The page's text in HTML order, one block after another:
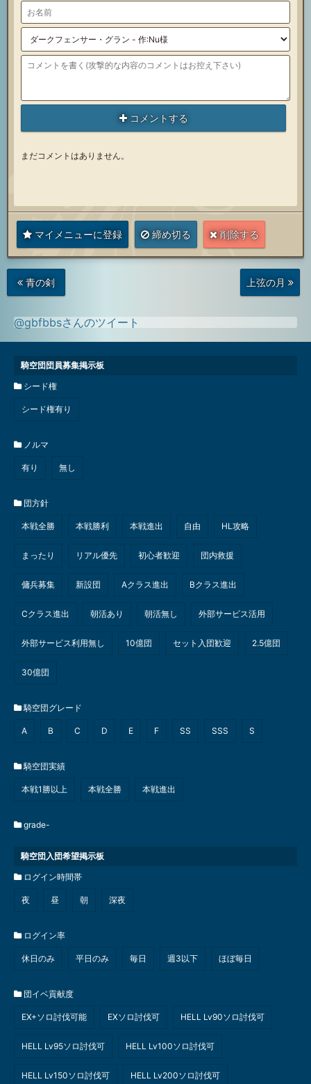
コメントする
まだコメントはありません。
マイメニューに登録 締め切る 削除する
次
の
投
青の剣
前
の
投
上弦の月
@gbfbbsさんのツイート
騎空団団員募集掲示板
シード権
シード権有り
ノルマ
有り 無し
団方針
本戦全勝 本戦勝利 本戦進出 自由 HL攻略
まったり リアル優先 初心者歓迎 団内救援
傭兵募集 新設団 Aクラス進出 Bクラス進出
Cクラス進出 朝活あり 朝活無し 外部サービス活用
外部サービス利用無し 10億団 セット入団歓迎 2.5億団
30億団
騎空団グレード
A B C D E F SS SSS S
騎空団実績
本戦1勝以上 本戦全勝 本戦進出
grade-
騎空団入団希望掲示板
ログイン時間帯
夜 昼 朝 深夜
ログイン率
休日のみ 平日のみ 毎日 週3以下 ほぼ毎日
団イベ貢献度
EX+ソロ討伐可能 EXソロ討伐可 HELL Lv90ソロ討伐可
HELL Lv95ソロ討伐可 HELL Lv100ソロ討伐可
HELL Lv150ソロ討伐可 HELL Lv200ソロ討伐可